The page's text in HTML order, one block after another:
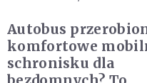
Autobus
komfortowe
schronisku dla